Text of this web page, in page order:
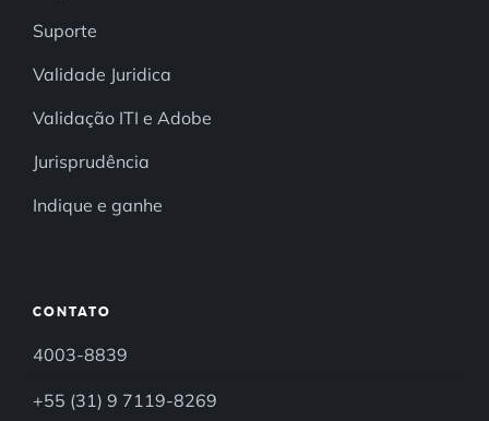
Suporte
Validade Juridica
Validação ITI e Adobe
Jurisprudência
Indique e ganhe
CONTATO
4003-8839
+55 (31) 9 7119-8269